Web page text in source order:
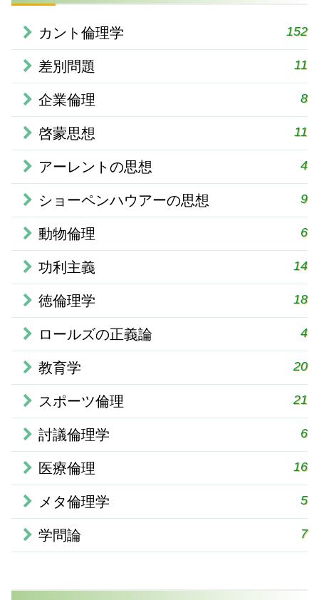
カント倫理学 152
差別問題 11
企業倫理 8
啓蒙思想 11
アーレントの思想 4
ショーペンハウアーの思想 9
動物倫理 6
功利主義 14
徳倫理学 18
ロールズの正義論 4
教育学 20
スポーツ倫理 21
討議倫理学 6
医療倫理 16
メタ倫理学 5
学問論 7